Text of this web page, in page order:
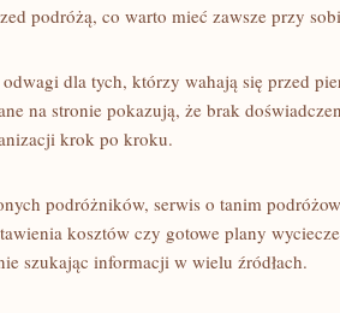
podróżą, co warto mieć zawsze przy
dla tych, którzy wahają się przed
na stronie pokazują, że brak
krok po kroku.
podróżników, serwis o tanim
kosztów czy gotowe plany
szukając informacji w wielu źródłach.